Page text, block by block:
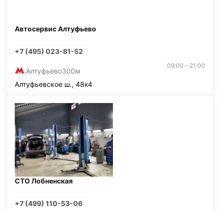
Автосервис Алтуфьево
+7 (495) 023-81-52
Алтуфьево300м
09:00 - 21:00
Алтуфьевское ш., 48к4
СТО Лобненская
+7 (499) 110-53-06